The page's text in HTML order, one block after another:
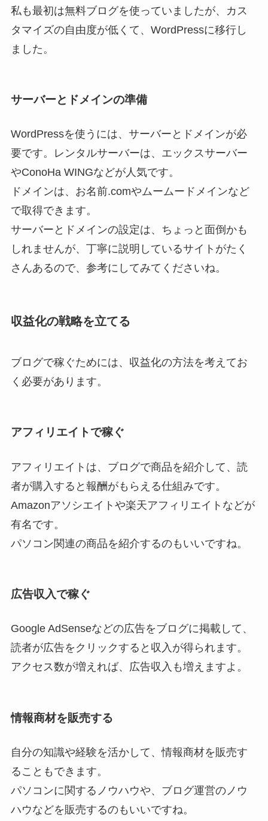
私も最初は無料ブログを使っていましたが、カス
タマイズの自由度が低くて、WordPressに移行し
ました。
サーバーとドメインの準備
WordPressを使うには、サーバーとドメインが必
要です。レンタルサーバーは、エックスサーバー
やConoHa WINGなどが人気です。
ドメインは、お名前.comやムームードメインなど
で取得できます。
サーバーとドメインの設定は、ちょっと面倒かも
しれませんが、丁寧に説明しているサイトがたく
さんあるので、参考にしてみてくださいね。
収益化の戦略を立てる
ブログで稼ぐためには、収益化の方法を考えてお
く必要があります。
アフィリエイトで稼ぐ
アフィリエイトは、ブログで商品を紹介して、読
者が購入すると報酬がもらえる仕組みです。
Amazonアソシエイトや楽天アフィリエイトなどが
有名です。
パソコン関連の商品を紹介するのもいいですね。
広告収入で稼ぐ
Google AdSenseなどの広告をブログに掲載して、
読者が広告をクリックすると収入が得られます。
アクセス数が増えれば、広告収入も増えますよ。
情報商材を販売する
自分の知識や経験を活かして、情報商材を販売す
ることもできます。
パソコンに関するノウハウや、ブログ運営のノウ
ハウなどを販売するのもいいですね。